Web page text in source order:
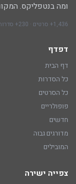
ומה בנטפליקס.
1,436+ סרטים · 230+ סדרות · 12,000+ פרקים
דפדף
דף הבית
כל הסדרות
כל הסרטים
פופולריים
חדשים
מדורגים גבוה
המובילים
צפייה ישירה